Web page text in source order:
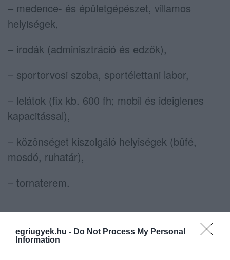
egriugyek.hu - Do Not Process My Personal
Information
– medence- és épületgépészet, villamos
helyiségek,
– irodák (adminisztráció és edzők),
– sportorvosi szoba, sportélettani labor,
– lelátok (fix kb. 600 fh; mobil és ideiglenes
kapacitással),
– közönséget kiszolgáló helyiségek (büfé,
mosdó, ruhatár),
– tornaterem.